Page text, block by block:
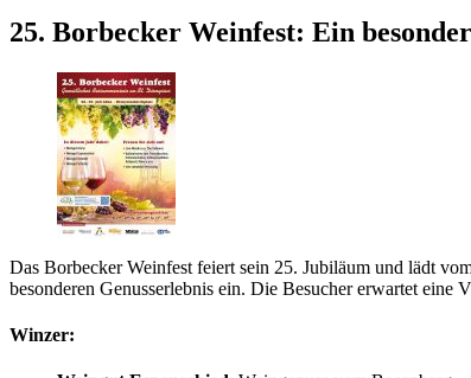
25. Borbecker Weinfest: Ein
Das Borbecker Weinfest feiert sein 25. Jubiläum und lädt
besonderen Genusserlebnis ein. Die Besucher erwartet
Winzer: